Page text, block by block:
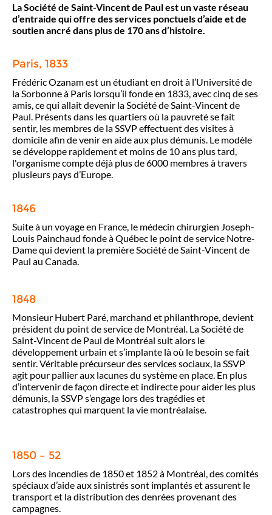
La Société de Saint-Vincent de Paul est un vaste réseau
d’entraide qui offre des services ponctuels d’aide et de
soutien ancré dans plus de 170 ans d’histoire.
Paris, 1833
Frédéric Ozanam est un étudiant en droit à l’Université de
la Sorbonne à Paris lorsqu’il fonde en 1833, avec cinq de ses
amis, ce qui allait devenir la Société de Saint-Vincent de
Paul. Présents dans les quartiers où la pauvreté se fait
sentir, les membres de la SSVP effectuent des visites à
domicile afin de venir en aide aux plus démunis. Le modèle
se développe rapidement et moins de 10 ans plus tard,
l'organisme compte déjà plus de 6000 membres à travers
plusieurs pays d’Europe.
1846
Suite à un voyage en France, le médecin chirurgien Joseph-
Louis Painchaud fonde à Québec le point de service Notre-
Dame qui devient la première Société de Saint-Vincent de
Paul au Canada.
1848
Monsieur Hubert Paré, marchand et philanthrope, devient
président du point de service de Montréal. La Société de
Saint-Vincent de Paul de Montréal suit alors le
développement urbain et s’implante là où le besoin se fait
sentir. Véritable précurseur des services sociaux, la SSVP
agit pour pallier aux lacunes du système en place. En plus
d’intervenir de façon directe et indirecte pour aider les plus
démunis, la SSVP s’engage lors des tragédies et
catastrophes qui marquent la vie montréalaise.
1850 – 52
Lors des incendies de 1850 et 1852 à Montréal, des comités
spéciaux d’aide aux sinistrés sont implantés et assurent le
transport et la distribution des denrées provenant des
campagnes.